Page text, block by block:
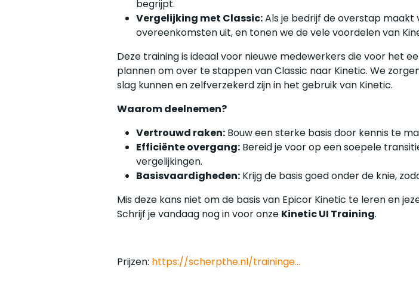
begrijpt.
Vergelijking met Classic:Als je bedrijf de overstap maakt
overeenkomsten uit, en tonen we de vele voordelen van
Deze training is ideaal voor nieuwe medewerkers die voor het
plannen om over te stappen van Classic naar Kinetic. We
slag kunnen en zelfverzekerd zijn in het gebruik van Kinetic.
Waarom deelnemen?
Vertrouwd raken: Bouw een sterke basis door kennis te
Efficiënte overgang: Bereid je voor op een soepele
vergelijkingen.
Basisvaardigheden: Krijg de basis goed onder de knie,
Mis deze kans niet om de basis van Epicor Kinetic te leren en
Schrijf je vandaag nog in voor onze Kinetic UI Training.
Prijzen: https://scherpthe.nl/traininge...